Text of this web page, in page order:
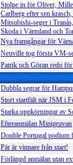
Stolpe in för Oliver, Mille
Carlberg efter sen
Mitsubishi-seger i
Skoda i Värmland och
Nya framgångar för
Neuville tog första VM-
Patrik och Göran redo
Dubbla segrar för
Stort startfält när JSM i
Starka uppkörningar av
Efteranmälan Minigruvan
Double Portugal podium
Pär är vinnare från start!
Förlängd anmälan utan